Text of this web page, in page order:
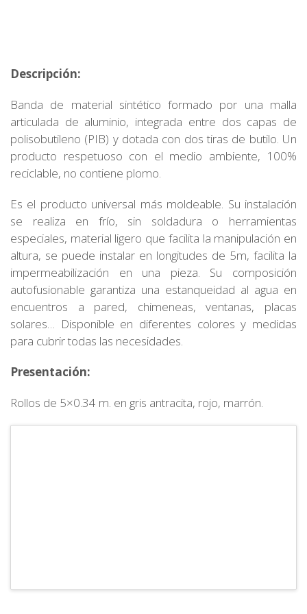
Descripción:
Banda de material sintético formado por una malla
articulada de aluminio, integrada entre dos capas de
polisobutileno (PIB) y dotada con dos tiras de butilo. Un
producto respetuoso con el medio ambiente, 100%
reciclable, no contiene plomo.
Es el producto universal más moldeable. Su instalación
se realiza en frío, sin soldadura o herramientas
especiales, material ligero que facilita la manipulación en
altura, se puede instalar en longitudes de 5m, facilita la
impermeabilización en una pieza. Su composición
autofusionable garantiza una estanqueidad al agua en
encuentros a pared, chimeneas, ventanas, placas
solares… Disponible en diferentes colores y medidas
para cubrir todas las necesidades.
Presentación:
Rollos de 5×0.34 m. en gris antracita, rojo, marrón.